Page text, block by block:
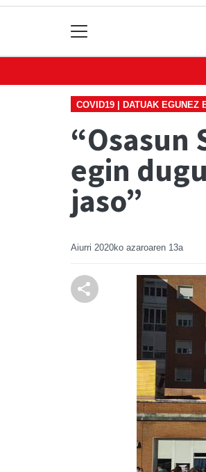
COVID19 | DATUAK EGUNEZ
“Osasun
egin
jaso”
Aiurri 2020ko azaroaren 13a